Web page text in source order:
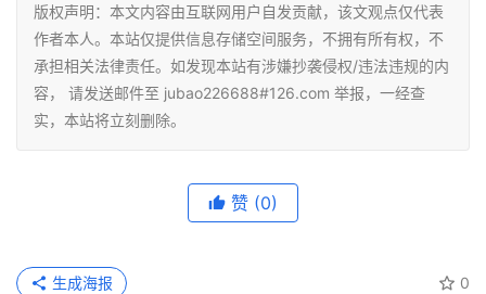
版权声明：本文内容由互联网用户自发贡献，该文观点仅代表
作者本人。本站仅提供信息存储空间服务，不拥有所有权，不
承担相关法律责任。如发现本站有涉嫌抄袭侵权/违法违规的内
容， 请发送邮件至 jubao226688#126.com 举报，一经查
实，本站将立刻删除。
赞 (0)
0
生成海报